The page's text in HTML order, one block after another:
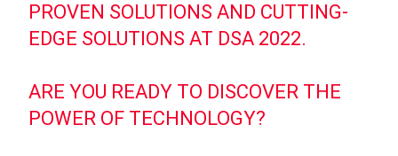
PROVEN SOLUTIONS AND CUTTING-
EDGE SOLUTIONS AT DSA 2022.
ARE YOU READY TO DISCOVER THE
POWER OF TECHNOLOGY?